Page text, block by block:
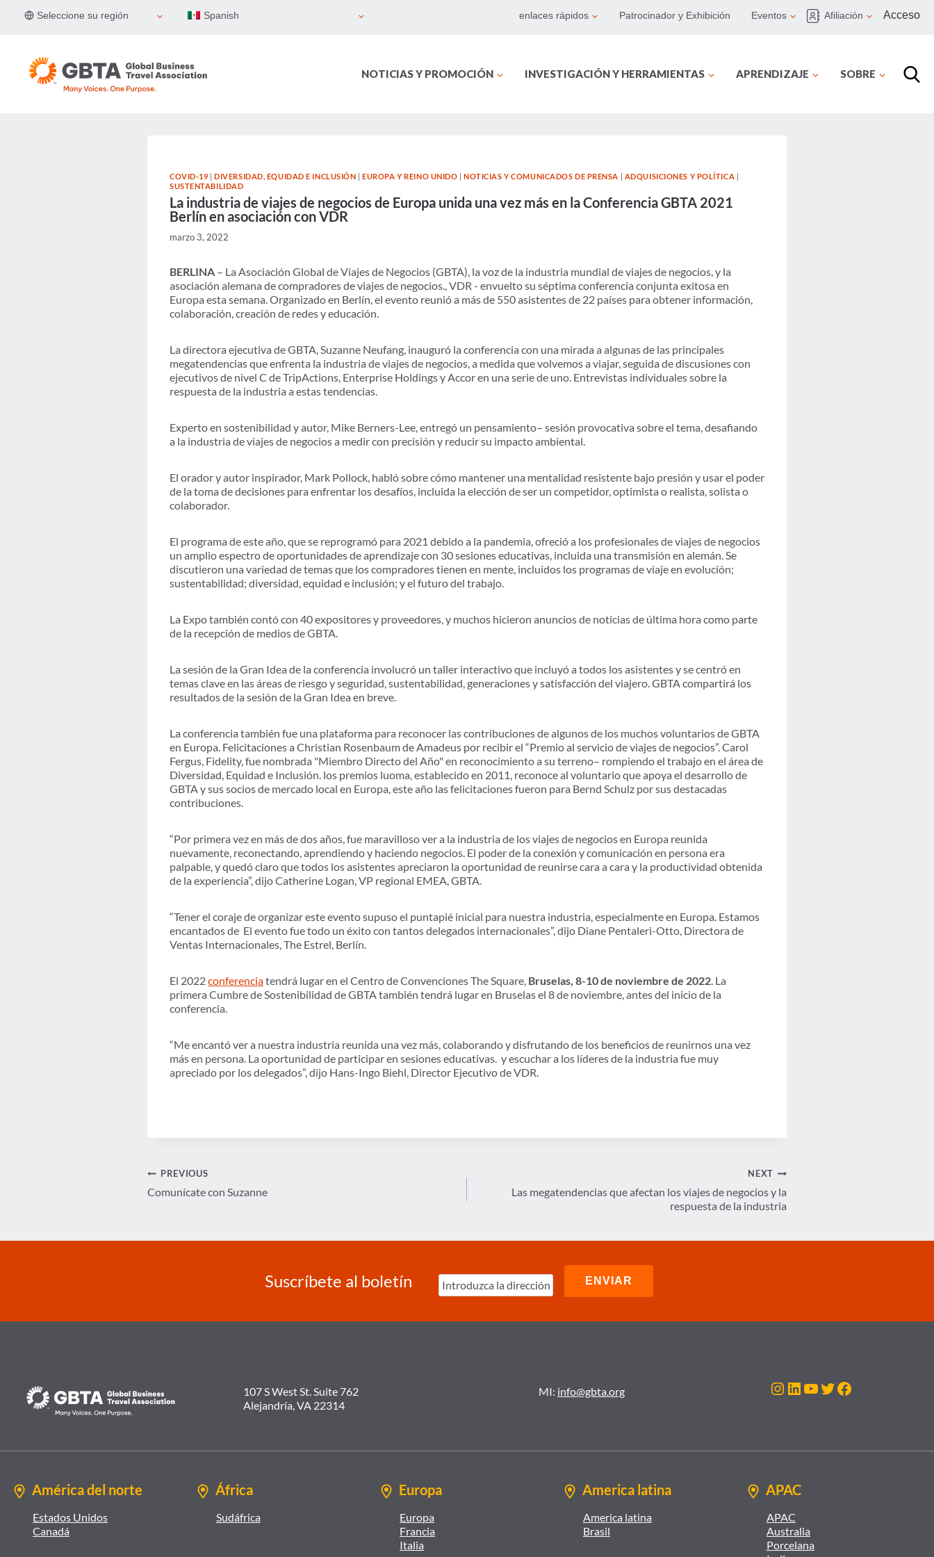
Seleccione su región Spanish enlaces rápidos Patrocinador y Exhibición Eventos Afiliación Acceso
NOTICIAS Y PROMOCIÓN INVESTIGACIÓN Y HERRAMIENTAS APRENDIZAJE SOBRE
COVID-19 |DIVERSIDAD, EQUIDAD E INCLUSIÓN |EUROPA Y REINO UNIDO |NOTICIAS Y COMUNICADOS DE PRENSA | ADQUISICIONES Y POLÍTICA |
SUSTENTABILIDAD
La industria de viajes de negocios de Europa unida una vez más en la Conferencia GBTA 2021
Berlín en asociación con VDR
marzo 3, 2022
BERLINA – La Asociación Global de Viajes de Negocios (GBTA), la voz de la industria mundial de viajes de negocios, y la
asociación alemana de compradores de viajes de negocios.,VDR - envueltosu séptima conferencia conjunta exitosa en
Europa esta semana. Organizado en Berlín, el evento reunió a más de 550 asistentes de 22 países para obtener información,
colaboración, creación de redes y educación.
La directora ejecutiva de GBTA, Suzanne Neufang, inauguró la conferencia con una mirada a algunas de las principales
megatendencias que enfrenta la industria de viajes de negocios, a medida que volvemos a viajar, seguida de discusiones con
ejecutivos de nivel C de TripActions, Enterprise Holdings y Accor en una serie de uno. Entrevistas individuales sobre la
respuesta de la industria a estas tendencias.
Experto en sostenibilidad y autor, Mike Berners-Lee,entregó un pensamiento– sesión provocativa sobre el tema, desafiando
a la industria de viajes de negocios a medir con precisión y reducir su impacto ambiental.
El orador y autor inspirador, Mark Pollock, habló sobre cómo mantener una mentalidad resistente bajo presión y usar el poder
de la toma de decisiones para enfrentar los desafíos, incluida la elección de ser un competidor, optimista o realista, solista o
colaborador.
El programa de este año, que se reprogramó para 2021 debido a la pandemia, ofreció a los profesionales de viajes de negocios
un amplio espectro de oportunidades de aprendizaje con 30 sesiones educativas, incluida una transmisión en alemán. Se
discutieron una variedad de temas que los compradores tienen en mente, incluidos los programas de viaje en evolución;
sustentabilidad; diversidad, equidad e inclusión; y el futuro del trabajo.
La Expo también contó con 40 expositores y proveedores, y muchos hicieron anuncios de noticias de última hora como parte
de la recepción de medios de GBTA.
La sesión de la Gran Idea de la conferencia involucró un taller interactivo que incluyó a todos los asistentes y se centró en
temas clave en las áreas de riesgo y seguridad, sustentabilidad, generaciones y satisfacción del viajero. GBTA compartirá los
resultados de la sesión de la Gran Idea en breve.
La conferencia también fue una plataforma para reconocer las contribuciones de algunos de los muchos voluntarios de GBTA
en Europa. Felicitaciones a Christian Rosenbaum de Amadeus por recibir el “Premio al servicio de viajes de negocios”. Carol
Fergus, Fidelity, fue nombrada "Miembro Directo del Año" en reconocimiento a su terreno– rompiendo el trabajo en el área de
Diversidad, Equidad e Inclusión. los premios luoma,establecido en 2011, reconoce al voluntario que apoya el desarrollo de
GBTA y sus socios de mercado local en Europa, este año las felicitaciones fueron para Bernd Schulz por sus destacadas
contribuciones.
“Por primera vez en más de dos años, fue maravilloso ver a la industria de los viajes de negocios en Europa reunida
nuevamente, reconectando, aprendiendo y haciendo negocios. El poder de la conexión y comunicación en persona era
palpable,y quedó claro que todos los asistentes apreciaron la oportunidad de reunirse cara a cara y la productividad obtenida
de la experiencia”, dijo Catherine Logan, VP regional EMEA, GBTA.
“Tener el coraje de organizar este evento supuso el puntapié inicial para nuestra industria, especialmente en Europa. Estamos
encantados de El evento fue todo un éxito con tantos delegados internacionales”, dijo Diane Pentaleri-Otto, Directora de
Ventas Internacionales, The Estrel, Berlín.
El 2022conferenciatendrá lugar en el Centro de Convenciones The Square, Bruselas, 8-10 de noviembre de 2022. La
primera Cumbre de Sostenibilidad de GBTA también tendrá lugar en Bruselas el 8 de noviembre, antes del inicio de la
conferencia.
“Me encantó ver a nuestra industria reunida una vez más, colaborando y disfrutando de los beneficios de reunirnos una vez
más en persona. La oportunidad de participar en sesiones educativas. y escuchar a los líderes de la industria fue muy
apreciado por los delegados”, dijo Hans-Ingo Biehl, Director Ejecutivo de VDR.
Navegación
entradas
PREVIOUS
Comunícate con Suzanne
NEXT
Las megatendencias que afectan los viajes de negocios y la
respuesta de la industria
Suscríbete al boletín
107 S West St. Suite 762
Alejandría, VA 22314
MI: info@gbta.org Instagram
LinkedIn
YouTube
Twitter
Facebook
América del norte
Estados Unidos
Canadá
África
Sudáfrica
Europa
Europa
Francia
Italia
America latina
America latina
Brasil
APAC
APAC
Australia
Porcelana